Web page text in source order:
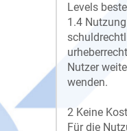
Levels
1.4
Nutzer
wenden.
2 Keine
Für die